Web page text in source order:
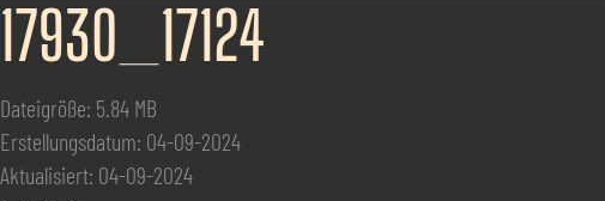
17930_17124
Dateigröße: 5.84 MB
Erstellungsdatum: 04-09-2024
Aktualisiert: 04-09-2024